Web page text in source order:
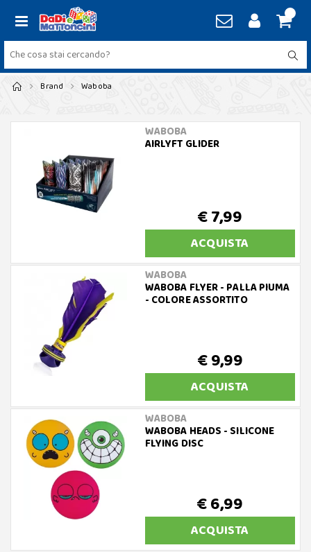
Brand Waboba
WABOBA
AIRLYFT GLIDER
€ 7,99
ACQUISTA
WABOBA
WABOBA FLYER - PALLA PIUMA
- COLORE ASSORTITO
€ 9,99
ACQUISTA
WABOBA
WABOBA HEADS - SILICONE
FLYING DISC
€ 6,99
ACQUISTA